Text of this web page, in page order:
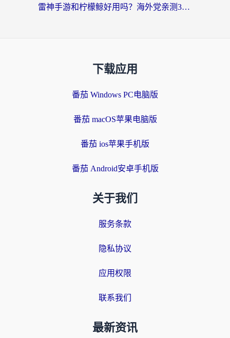
雷神手游和柠檬鲸好用吗？海外党亲测3款回国加速器，教你避开破解VPN坑
下载应用
番茄 Windows PC电脑版
番茄 macOS苹果电脑版
番茄 ios苹果手机版
番茄 Android安卓手机版
关于我们
服务条款
隐私协议
应用权限
联系我们
最新资讯